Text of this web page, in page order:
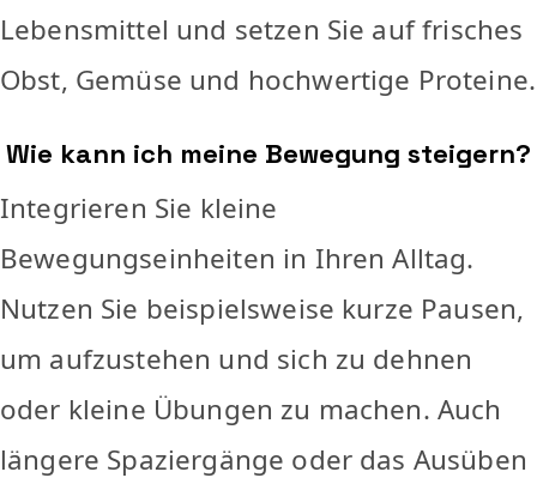
Lebensmittel und setzen Sie auf frisches
Obst, Gemüse und hochwertige Proteine.
Wie kann ich meine Bewegung steigern?
Integrieren Sie kleine
Bewegungseinheiten in Ihren Alltag.
Nutzen Sie beispielsweise kurze Pausen,
um aufzustehen und sich zu dehnen
oder kleine Übungen zu machen. Auch
längere Spaziergänge oder das Ausüben